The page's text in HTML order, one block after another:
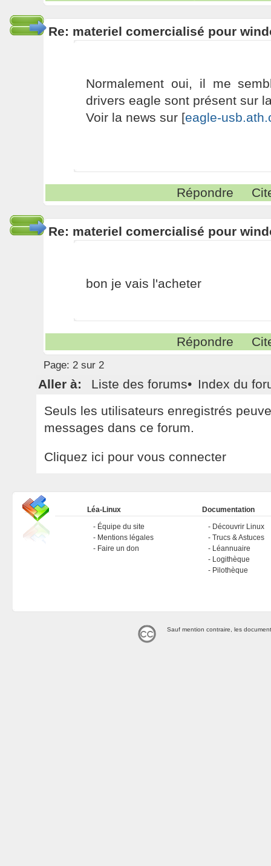
Re: materiel comercialisé pour
Normalement oui, il me
drivers eagle sont présent sur
Voir la news sur [eagle-
Répondre
Re: materiel comercialisé pour
bon je vais l'acheter
Répondre
Page: 2 sur 2
Aller à: Liste des forums• Index du
Seuls les utilisateurs enregistrés
messages dans ce forum.
Cliquez ici pour vous connecter
Léa-Linux
Équipe du site
Mentions légales
Faire un don
Documentation
Découvrir Linux
Trucs & Astuces
Léannuaire
Logithèque
Pilothèque
Sauf mention contraire, les